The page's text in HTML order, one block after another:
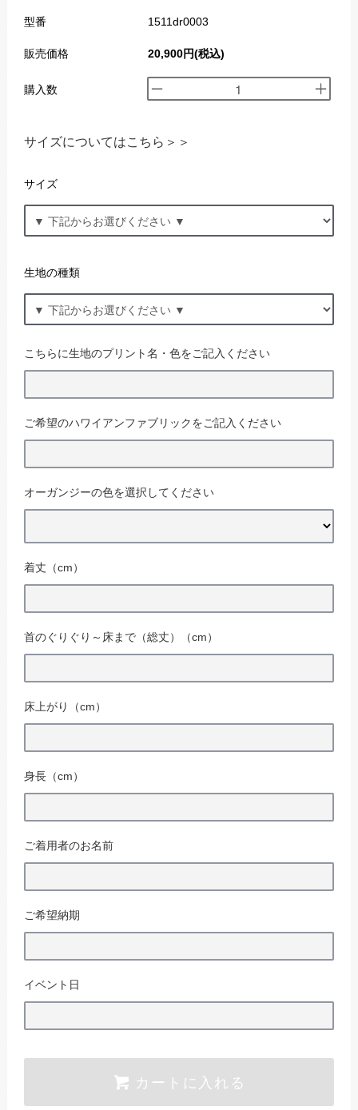
型番 1511dr0003
販売価格 20,900円(税込)
購入数
サイズについてはこちら＞＞
サイズ
生地の種類
こちらに生地のプリント名・色をご記入ください
ご希望のハワイアンファブリックをご記入ください
オーガンジーの色を選択してください
着丈（cm）
首のぐりぐり～床まで（総丈）（cm）
床上がり（cm）
身長（cm）
ご着用者のお名前
ご希望納期
イベント日
カートに入れる